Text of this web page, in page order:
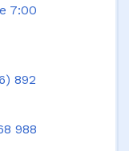
7:00
892
988